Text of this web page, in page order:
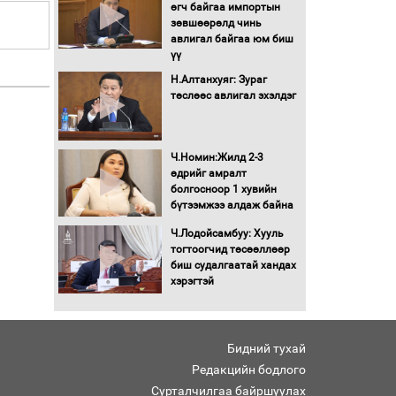
Бага орлоготой
иргэдийн орлогод
татвар ногдуулахгүй
байх эрх зүйн орчныг
Хөшөө бүтсэн түүхийг
Хөвсгөл нуурын лусыг
тахих төрийн тахилгын
ёслол боллоо
“Хар жагсаалт”-ын
асуудлыг цэгцлэх
чиглэлээр
Монголбанкны
хугацаатай үүрэг өглөө
олимпиадын хүрээнд
гарсан зардлыг
шийдвэрлэж өгөхөөр
өгч байгаа импортын
зөвшөөрөлд чинь
авлигал байгаа юм биш
үү
Н.Алтанхуяг: Зураг
төслөөс авлигал эхэлдэг
Ч.Номин:Жилд 2-3
өдрийг амралт
болгосноор 1 хувийн
бүтээмжээ алдаж байна
Ч.Лодойсамбуу: Хууль
тогтоогчид төсөөллөөр
биш судалгаатай хандах
хэрэгтэй
Бидний тухай
Редакцийн бодлого
Сурталчилгаа байршуулах